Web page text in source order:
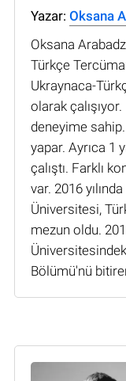
Yazar: Oksana
Oksana
Türkçe
Ukraynaca-
olarak
deneyime
yapar. Ayrıca 1
çalıştı. Farklı
var. 2016
Üniversitesi,
mezun oldu.
Bölümü'nü